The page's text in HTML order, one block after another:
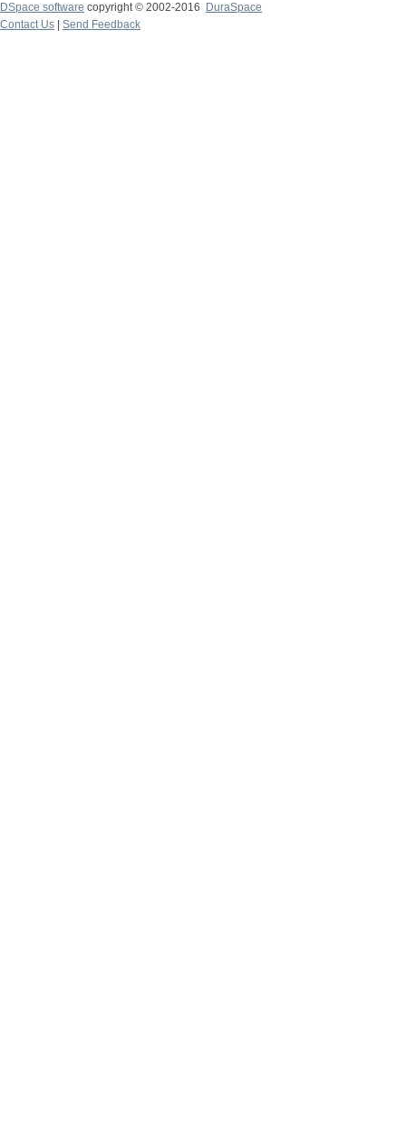
DSpace software copyright © 2002-2016
DuraSpace
Contact Us
Send Feedback